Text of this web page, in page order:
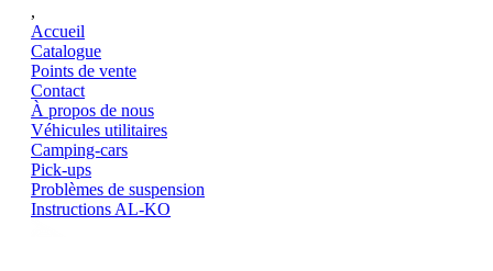
,
Accueil
Catalogue
Points de vente
Contact
À propos de nous
Véhicules utilitaires
Camping-cars
Pick-ups
Problèmes de suspension
Instructions AL-KO